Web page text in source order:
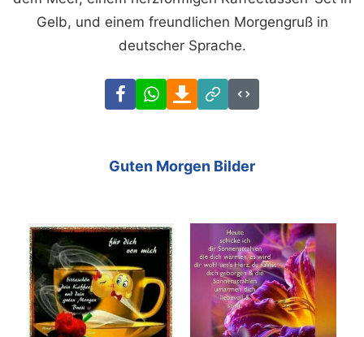
Gelb, und einem freundlichen Morgengruß in
deutscher Sprache.
FacebookWhatsAppDownload
Link
Code
Guten Morgen Bilder